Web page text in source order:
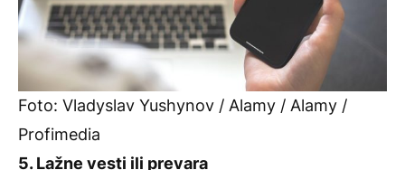
Foto: Vladyslav Yushynov / Alamy / Alamy /
Profimedia
5. Lažne vesti ili prevara